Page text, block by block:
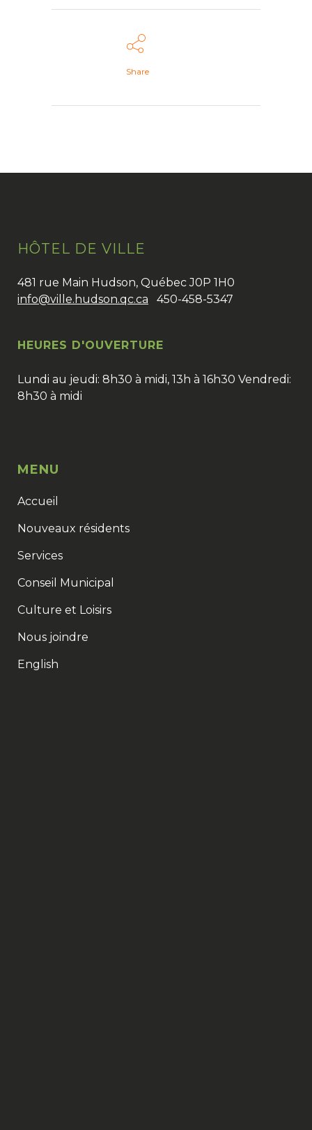
Share
HÔTEL DE VILLE
481 rue Main Hudson, Québec J0P 1H0
info@ville.hudson.qc.ca 450-458-5347
HEURES D'OUVERTURE
Lundi au jeudi: 8h30 à midi, 13h à 16h30 Vendredi:
8h30 à midi
MENU
Accueil
Nouveaux résidents
Services
Conseil Municipal
Culture et Loisirs
Nous joindre
English